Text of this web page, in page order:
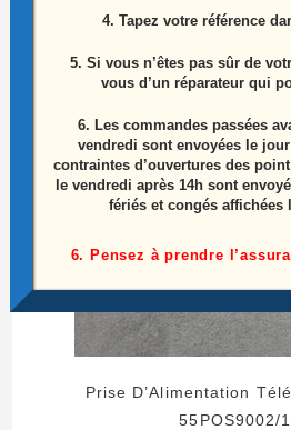
Prise D’Alimentation
55POS9002/
4. Tapez votre référence
5. Si vous n’êtes pas sûr de
vous d’un réparateur qui
6. Les commandes passées
vendredi sont envoyées le
contraintes d’ouvertures des
le vendredi après 14h sont
fériés et congés affichées
6. Pensez à prendre